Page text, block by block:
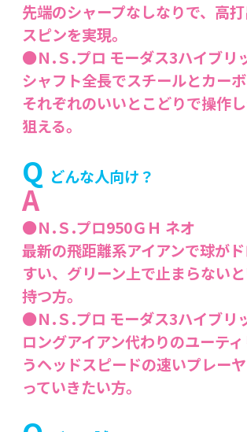
先端のシャープなしなりで、高
スピンを実現。
●Ｎ.Ｓ.プロ モーダス3ハイブリ
シャフト全長でスチールとカーボ
それぞれのいいとこどりで操作
狙える。
Q どんな人向け？
A
●Ｎ.Ｓ.プロ950ＧＨ ネオ
最新の飛距離系アイアンで球が
すい、グリーン上で止まらない
持つ方。
●Ｎ.Ｓ.プロ モーダス3ハイブリ
ロングアイアン代わりのユーテ
うヘッドスピードの速いプレー
っていきたい方。